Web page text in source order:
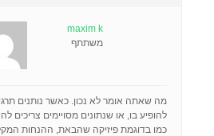
maxim k
משתתף
מה שאתה אומר לא נכון. כאשר נותנים
להופיע בו, או שנתונים מסויימים צריכים
כמו בדוגמת פיזיקה שהבאת, ההנחות